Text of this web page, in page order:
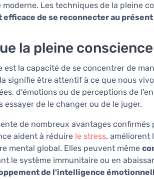
moderne. Les techniques de la pleine
de se reconnecter au
la pleine
est la capacité de se concentrer de
signifie être attentif à ce que nous
d'émotions ou de perceptions de
essayer de le changer ou de le juger.
de nombreux avantages
aident à réduire le stress, améliorent
mental global. Elles peuvent même
le système immunitaire ou en
de l'intelligence